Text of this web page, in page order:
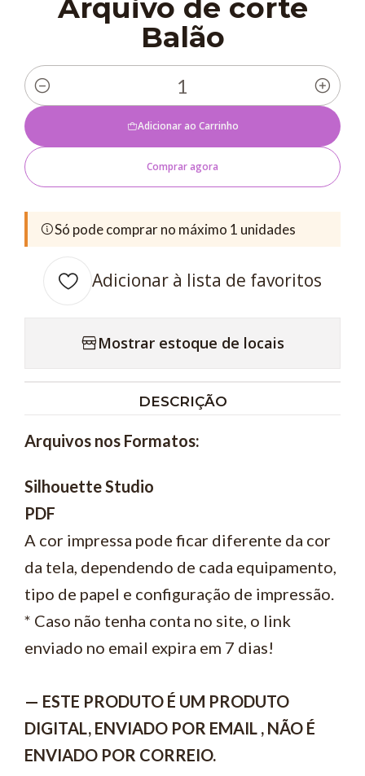
Arquivo de corte
Balão
Quantidade
Adicionar ao Carrinho
Comprar agora
Só pode comprar no máximo 1 unidades
Adicionar à lista de favoritos
Mostrar estoque de locais
DESCRIÇÃO
Arquivos nos Formatos:
Silhouette Studio
PDF
A cor impressa pode ficar diferente da cor
da tela, dependendo de cada equipamento,
tipo de papel e configuração de impressão.
* Caso não tenha conta no site, o link
enviado no email expira em 7 dias!
— ESTE PRODUTO É UM PRODUTO
DIGITAL, ENVIADO POR EMAIL , NÃO É
ENVIADO POR CORREIO.